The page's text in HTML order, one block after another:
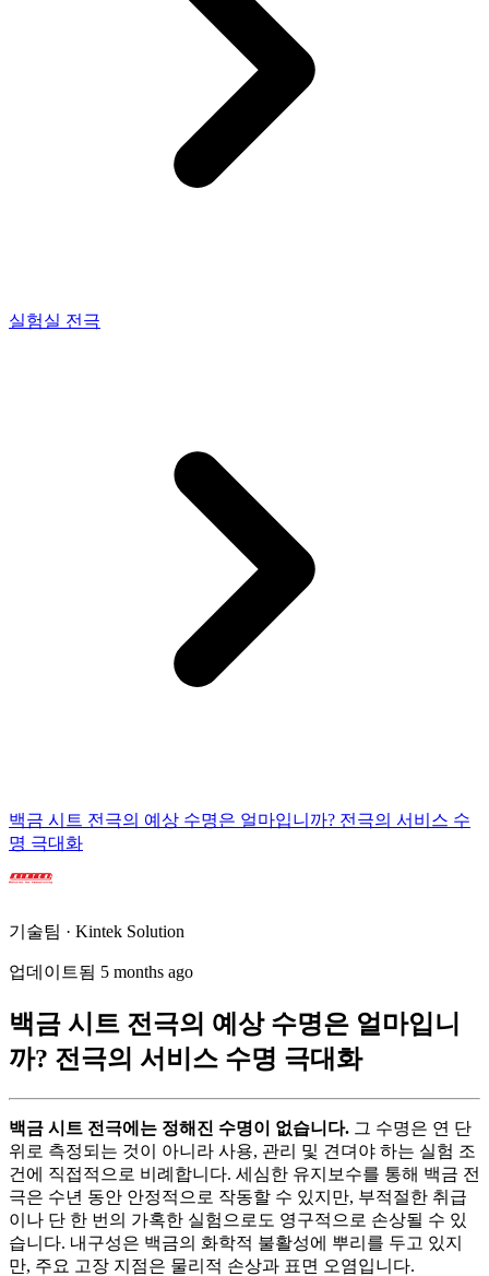
실험실 전극
백금 시트 전극의 예상 수명은 얼마입니까? 전극의 서비스 수
명 극대화
기술팀 · Kintek Solution
업데이트됨 5 months ago
백금 시트 전극의 예상 수명은 얼마입니
까? 전극의 서비스 수명 극대화
백금 시트 전극에는 정해진 수명이 없습니다. 그 수명은 연 단
위로 측정되는 것이 아니라 사용, 관리 및 견뎌야 하는 실험 조
건에 직접적으로 비례합니다. 세심한 유지보수를 통해 백금 전
극은 수년 동안 안정적으로 작동할 수 있지만, 부적절한 취급
이나 단 한 번의 가혹한 실험으로도 영구적으로 손상될 수 있
습니다. 내구성은 백금의 화학적 불활성에 뿌리를 두고 있지
만, 주요 고장 지점은 물리적 손상과 표면 오염입니다.